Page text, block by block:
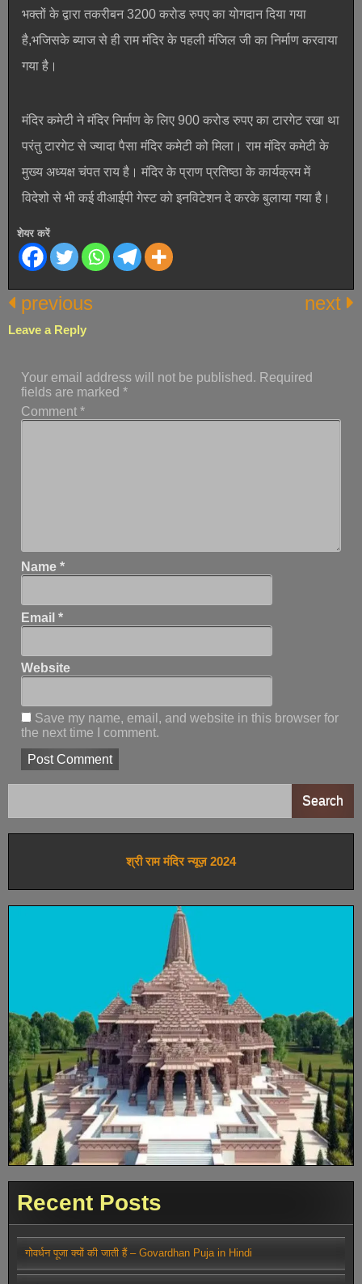
भक्तों के द्वारा तकरीबन 3200 करोड रुपए का योगदान दिया गया
है,भजिसके ब्याज से ही राम मंदिर के पहली मंजिल जी का निर्माण करवाया
गया है।
मंदिर कमेटी ने मंदिर निर्माण के लिए 900 करोड रुपए का टारगेट रखा था
परंतु टारगेट से ज्यादा पैसा मंदिर कमेटी को मिला। राम मंदिर कमेटी के
मुख्य अध्यक्ष चंपत राय है। मंदिर के प्राण प्रतिष्ठा के कार्यक्रम में
विदेशो से भी कई वीआईपी गेस्ट को इनविटेशन दे करके बुलाया गया है।
शेयर करें
previous next
Leave a Reply
Your email address will not be published. Required
fields are marked*
Comment*
Name*
Email*
Website
Save my name, email, and website in this browser for
the next time I comment.
Search
श्री राम मंदिर न्यूज़ 2024
Recent Posts
गोवर्धन पूजा क्यों की जाती हैं – Govardhan Puja in Hindi